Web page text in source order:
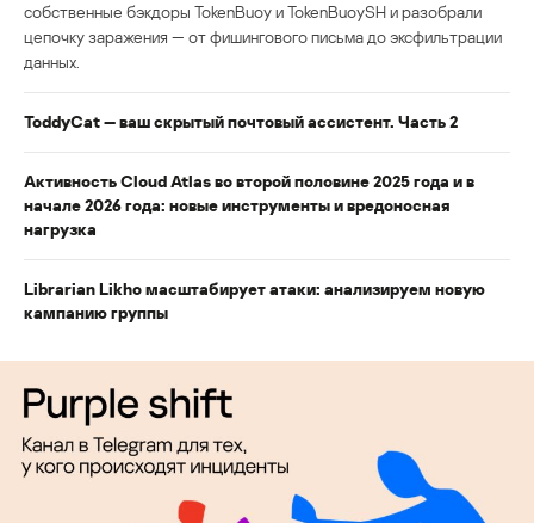
собственные бэкдоры TokenBuoy и TokenBuoySH и разобрали
цепочку заражения — от фишингового письма до эксфильтрации
данных.
ToddyCat — ваш скрытый почтовый ассистент. Часть 2
Активность Cloud Atlas во второй половине 2025 года и в
начале 2026 года: новые инструменты и вредоносная
нагрузка
Librarian Likho масштабирует атаки: анализируем новую
кампанию группы